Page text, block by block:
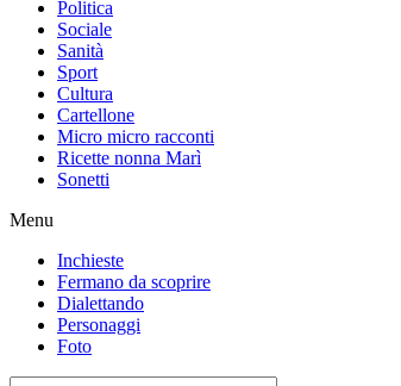
Politica
Sociale
Sanità
Sport
Cultura
Cartellone
Micro micro racconti
Ricette nonna Marì
Sonetti
Menu
Inchieste
Fermano da scoprire
Dialettando
Personaggi
Foto